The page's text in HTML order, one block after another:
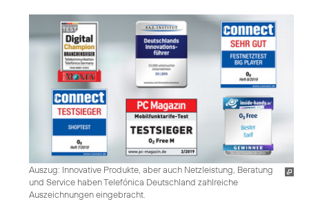
Auszug: Innovative Produkte, aber auch Netzleistung, Beratung
und Service haben Telefónica Deutschland zahlreiche
Auszeichnungen eingebracht.